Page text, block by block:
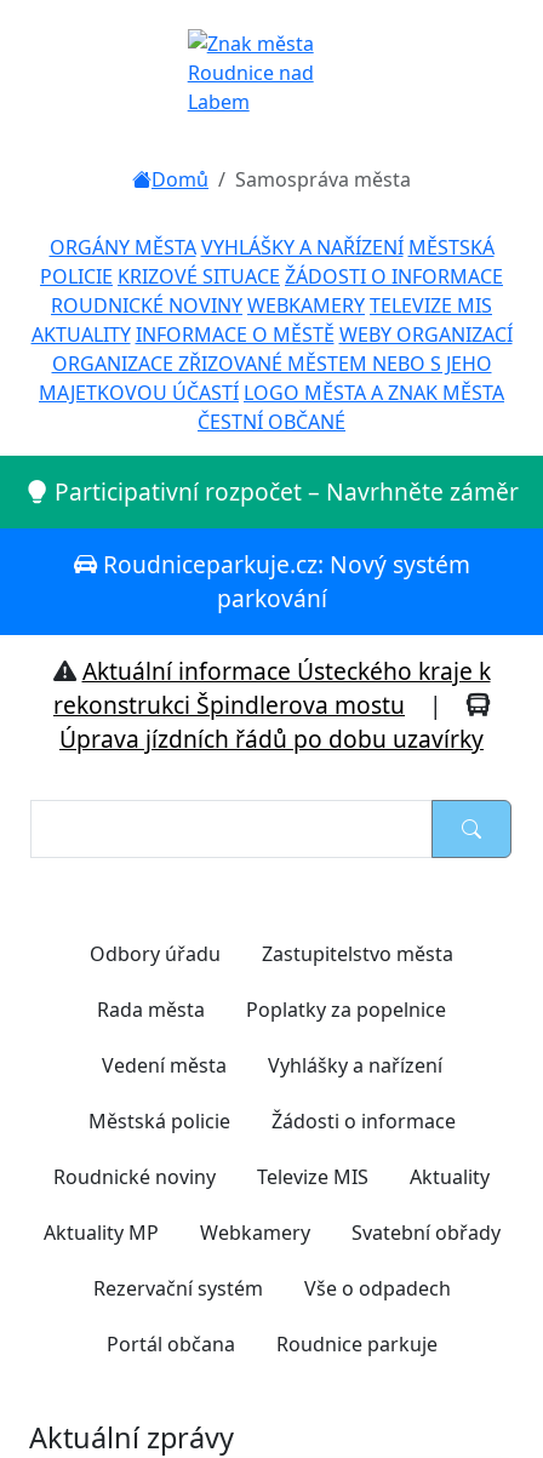
Domů Samospráva města
ORGÁNY MĚSTA VYHLÁŠKY A NAŘÍZENÍ MĚSTSKÁ
POLICIE KRIZOVÉ SITUACE ŽÁDOSTI O INFORMACE
ROUDNICKÉ NOVINYWEBKAMERYTELEVIZE MIS
AKTUALITY INFORMACE O MĚSTĚ WEBY ORGANIZACÍ
ORGANIZACE ZŘIZOVANÉ MĚSTEM NEBO S JEHO
MAJETKOVOU ÚČASTÍ LOGO MĚSTA A ZNAK MĚSTA
ČESTNÍ OBČANÉ
Participativní rozpočet – Navrhněte záměr
Roudniceparkuje.cz: Nový systém
parkování
Aktuální informace Ústeckého kraje k
rekonstrukci Špindlerova mostu |
Úprava jízdních řádů po dobu uzavírky
Odbory úřadu Zastupitelstvo města
Rada města Poplatky za popelnice
Vedení města Vyhlášky a nařízení
Městská policie Žádosti o informace
Roudnické noviny Televize MIS Aktuality
Aktuality MP Webkamery Svatební obřady
Rezervační systém Vše o odpadech
Portál občana Roudnice parkuje
Aktuální zprávy